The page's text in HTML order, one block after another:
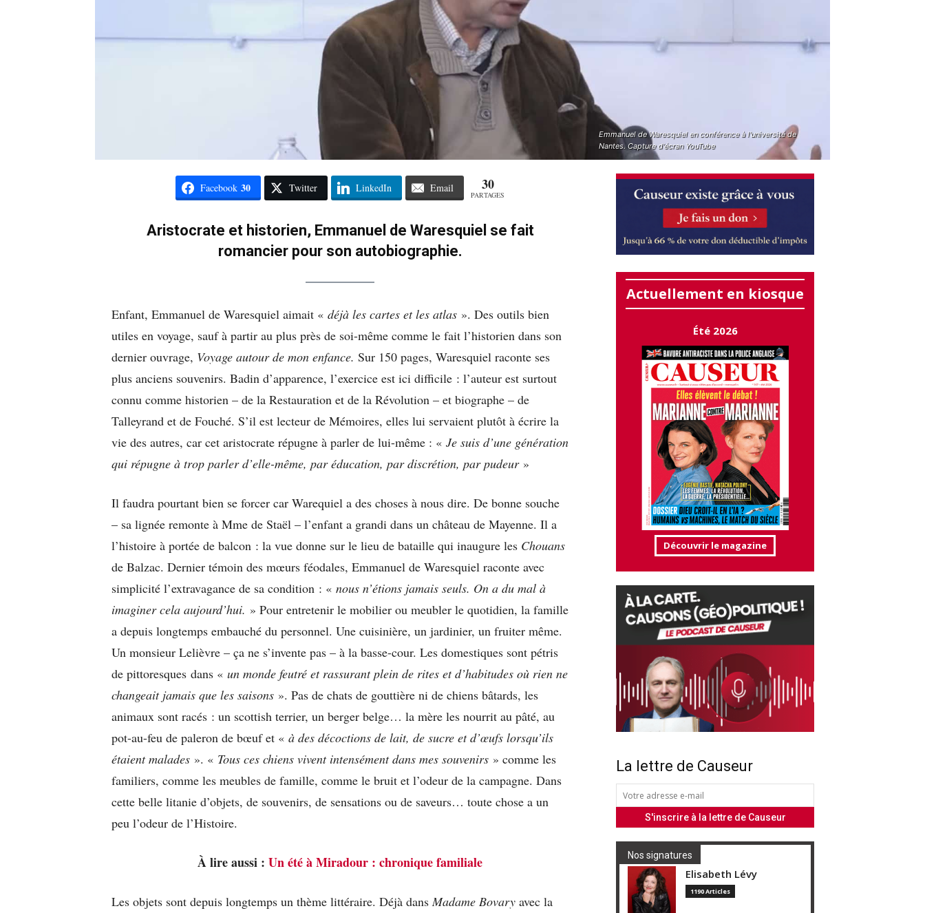
Emmanuel de Waresquiel en conférence à l'université de
Nantes. Capture d'écran YouTube
Facebook 30 Twitter LinkedIn Email 30
PARTAGES
Aristocrate et historien, Emmanuel de Waresquiel se fait
romancier pour son autobiographie.
Enfant, Emmanuel de Waresquiel aimait « déjà les cartes et les atlas ». Des outils bien
utiles en voyage, sauf à partir au plus près de soi-même comme le fait l’historien dans son
dernier ouvrage, Voyage autour de mon enfance. Sur 150 pages, Waresquiel raconte ses
plus anciens souvenirs. Badin d’apparence, l’exercice est ici difficile : l’auteur est surtout
connu comme historien – de la Restauration et de la Révolution – et biographe – de
Talleyrand et de Fouché. S’il est lecteur de Mémoires, elles lui servaient plutôt à écrire la
vie des autres, car cet aristocrate répugne à parler de lui-même : « Je suis d’une génération
qui répugne à trop parler d’elle-même, par éducation, par discrétion, par pudeur»
Il faudra pourtant bien se forcer car Warequiel a des choses à nous dire. De bonne souche
– sa lignée remonte à Mme de Staël – l’enfant a grandi dans un château de Mayenne. Il a
l’histoire à portée de balcon : la vue donne sur le lieu de bataille qui inaugure les Chouans
de Balzac. Dernier témoin des mœurs féodales, Emmanuel de Waresquiel raconte avec
simplicité l’extravagance de sa condition : « nous n’étions jamais seuls. On a du mal à
imaginer cela aujourd’hui. » Pour entretenir le mobilier ou meubler le quotidien, la famille
a depuis longtemps embauché du personnel. Une cuisinière, un jardinier, un fruiter même.
Un monsieur Lelièvre – ça ne s’invente pas – à la basse-cour. Les domestiques sont pétris
de pittoresques dans « un monde feutré et rassurant plein de rites et d’habitudes où rien ne
changeait jamais que les saisons ». Pas de chats de gouttière ni de chiens bâtards, les
animaux sont racés : un scottish terrier, un berger belge… la mère les nourrit au pâté, au
pot-au-feu de paleron de bœuf et « à des décoctions de lait, de sucre et d’œufs lorsqu’ils
étaient malades ». « Tous ces chiens vivent intensément dans mes souvenirs » comme les
familiers, comme les meubles de famille, comme le bruit et l’odeur de la campagne. Dans
cette belle litanie d’objets, de souvenirs, de sensations ou de saveurs… toute chose a un
peu l’odeur de l’Histoire.
À lire aussi : Un été à Miradour : chronique familiale
Les objets sont depuis longtemps un thème littéraire. Déjà dansMadame Bovary avec la
Actuellement en kiosque
Été 2026
Découvrir le magazine
La lettre de Causeur
Nos signatures
Elisabeth Lévy
1190 Articles